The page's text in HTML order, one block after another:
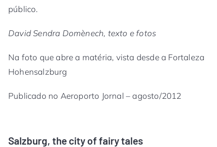
público.
David Sendra Domènech, texto e fotos
Na foto que abre a matéria, vista desde a Fortaleza
Hohensalzburg
Publicado no Aeroporto Jornal – agosto/2012
Salzburg, the city of fairy tales